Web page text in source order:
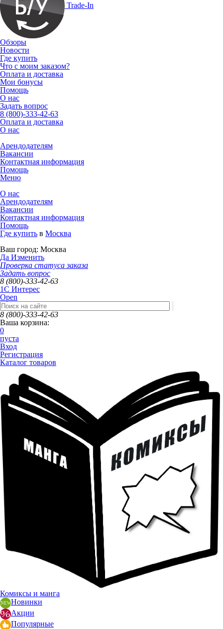
Trade-In
Обзоры
Новости
Где купить
Что с моим заказом?
Оплата и доставка
Мои бонусы
Помощь
О нас
Задать вопрос
8 (800)-333-42-63
Оплата и доставка
О нас
Арендодателям
Вакансии
Контактная информация
Помощь
Меню
О нас
Арендодателям
Вакансии
Контактная информация
Помощь
Где купить в Москва
Ваш город: Москва
Да Изменить
Проверка статуса заказа
Задать вопрос
8 (800)-333-42-63
1C Интерес
Open
8 (800)-333-42-63
Ваша корзина:
0
пуста
Вход
Регистрация
Каталог товаров
Комиксы и манга
Новинки
Акции
Популярные